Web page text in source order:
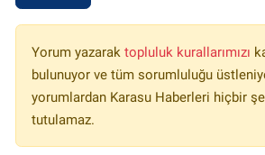
Yorum yazarak topluluk kurallarımızı
bulunuyor ve tüm sorumluluğu
yorumlardan Karasu Haberleri hiçbir
tutulamaz.